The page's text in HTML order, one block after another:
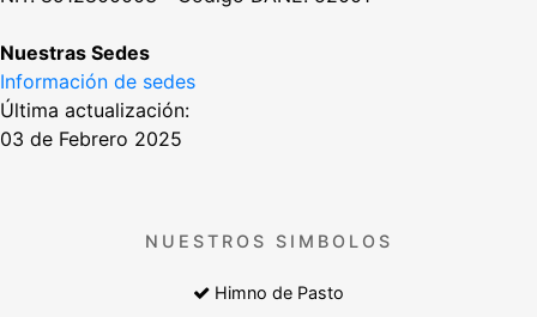
Nuestras Sedes
Información de sedes
Última actualización:
03 de Febrero 2025
NUESTROS SIMBOLOS
Himno de Pasto